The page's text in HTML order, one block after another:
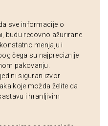
sve informacije o
budu redovno ažurirane.
menjaju i
čega su najpreciznije
pakovanju.
siguran izvor
koje možda želite da
i hranljivim